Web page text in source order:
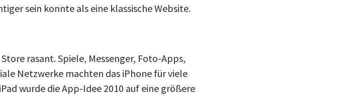
sein konnte als eine klassische Website.
rasant. Spiele, Messenger, Foto-Apps,
Netzwerke machten das iPhone für viele
wurde die App-Idee 2010 auf eine größere